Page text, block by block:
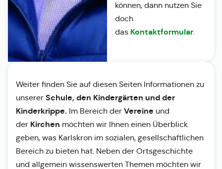
können, dann nutzen Sie
doch
das Kontaktformular.
Weiter finden Sie auf diesen Seiten Informationen zu
unserer Schule, den Kindergärten und der
Kinderkrippe. Im Bereich der Vereine und
der Kirchen möchten wir Ihnen einen Überblick
geben, was Karlskron im sozialen, gesellschaftlichen
Bereich zu bieten hat. Neben der Ortsgeschichte
und allgemein wissenswerten Themen möchten wir